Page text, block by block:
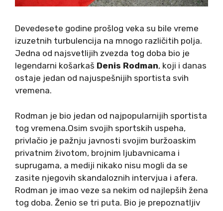
Devedesete godine prošlog veka su bile vreme
izuzetnih turbulencija na mnogo različitih polja.
Jedna od najsvetlijih zvezda tog doba bio je
legendarni košarkaš Denis Rodman, koji i danas
ostaje jedan od najuspešnijih sportista svih
vremena.
Rodman je bio jedan od najpopularnijih sportista
tog vremena.Osim svojih sportskih uspeha,
privlačio je pažnju javnosti svojim buržoaskim
privatnim životom, brojnim ljubavnicama i
suprugama, a mediji nikako nisu mogli da se
zasite njegovih skandaloznih intervjua i afera.
Rodman je imao veze sa nekim od najlepših žena
tog doba. Ženio se tri puta. Bio je prepoznatljiv